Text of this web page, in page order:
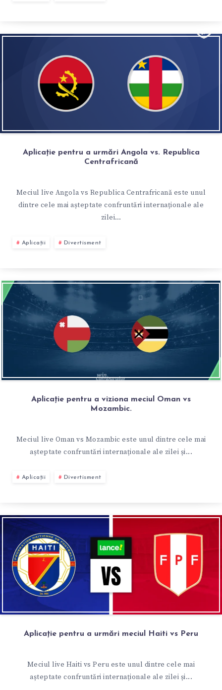
Aplicație pentru a urmări Angola vs. Republica
Centrafricană
Meciul live Angola vs Republica Centrafricană este unul
dintre cele mai așteptate confruntări internaționale ale
zilei…
Aplicații Divertisment
Aplicație pentru a viziona meciul Oman vs
Mozambic.
Meciul live Oman vs Mozambic este unul dintre cele mai
așteptate confruntări internaționale ale zilei și...
Aplicații Divertisment
Aplicație pentru a urmări meciul Haiti vs Peru
Meciul live Haiti vs Peru este unul dintre cele mai
așteptate confruntări internaționale ale zilei și...